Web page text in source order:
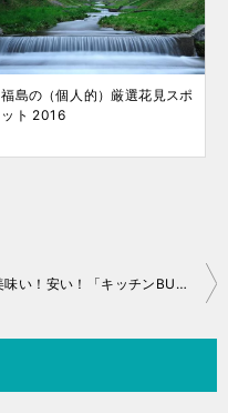
福島の（個人的）厳選花見スポ
ット 2016
美味い！安い！「キッチンBUSSTOP」×味覇コラボメニューを食べました